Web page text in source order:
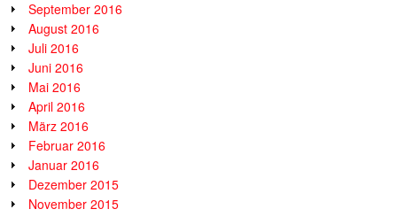
September 2016
August 2016
Juli 2016
Juni 2016
Mai 2016
April 2016
März 2016
Februar 2016
Januar 2016
Dezember 2015
November 2015